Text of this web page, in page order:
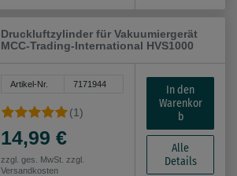
Druckluftzylinder für Vakuumiergerät
MCC-Trading-International HVS1000
Artikel-Nr. 7171944
(1)
14,99 €
zzgl. ges. MwSt. zzgl.
Versandkosten
In den
Warenkor
b
Alle
Details